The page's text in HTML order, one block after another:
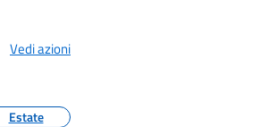
Vedi azioni
Estate